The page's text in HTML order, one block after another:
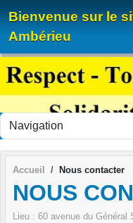
Bienvenue sur le
Ambérieu
Accueil Nous contacter
NOUS
Lieu : 60 avenue du Général